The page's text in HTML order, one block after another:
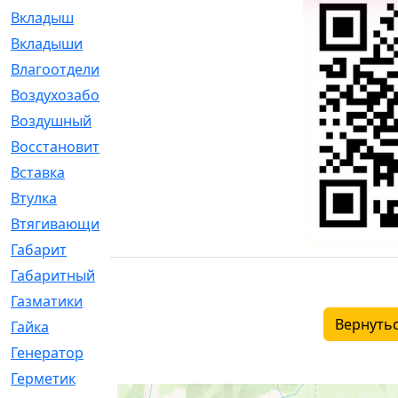
Вкладыш
Вкладыши
Влагоотделитель
Воздухозаборник
Воздушный
Восстановительный
Вставка
Втулка
Втягивающий
Габарит
Габаритный
Газматики
Гайка
Генератор
Герметик
[15]